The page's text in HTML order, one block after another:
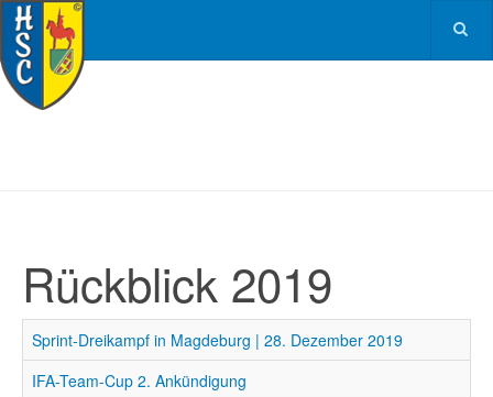
Rückblick 2019
Sprint-Dreikampf in Magdeburg | 28. Dezember 2019
IFA-Team-Cup 2. Ankündigung